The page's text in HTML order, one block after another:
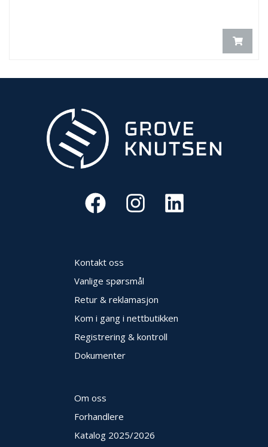
Kontakt oss
Vanlige spørsmål
Retur & reklamasjon
Kom i gang i nettbutikken
Registrering & kontroll
Dokumenter
Om oss
Forhandlere
Katalog 2025/2026